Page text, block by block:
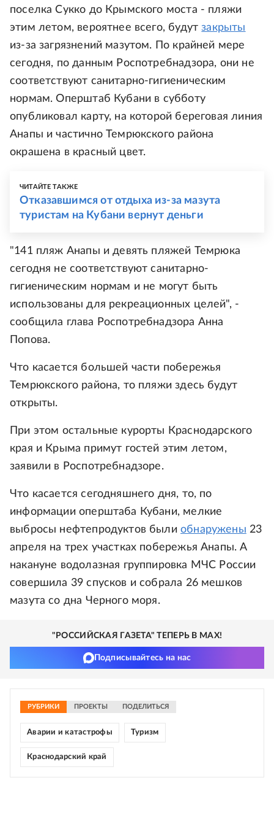
поселка Сукко до Крымского моста - пляжи
этим летом, вероятнее всего, будутзакрыты
из-за загрязнений мазутом. По крайней мере
сегодня, по данным Роспотребнадзора, они не
соответствуют санитарно-гигиеническим
нормам. Оперштаб Кубани в субботу
опубликовал карту, на которой береговая линия
Анапы и частично Темрюкского района
окрашена в красный цвет.
ЧИТАЙТЕ ТАКЖЕ
Отказавшимся от отдыха из-за мазута
туристам на Кубани вернут деньги
"141 пляж Анапы и девять пляжей Темрюка
сегодня не соответствуют санитарно-
гигиеническим нормам и не могут быть
использованы для рекреационных целей", -
сообщила глава Роспотребнадзора Анна
Попова.
Что касается большей части побережья
Темрюкского района, то пляжи здесь будут
открыты.
При этом остальные курорты Краснодарского
края и Крыма примут гостей этим летом,
заявили в Роспотребнадзоре.
Что касается сегодняшнего дня, то, по
информации оперштаба Кубани, мелкие
выбросы нефтепродуктов былиобнаружены 23
апреля на трех участках побережья Анапы. А
накануне водолазная группировка МЧС России
совершила 39 спусков и собрала 26 мешков
мазута со дна Черного моря.
"РОССИЙСКАЯ ГАЗЕТА" ТЕПЕРЬ В MAX!
Подписывайтесь на нас
РУБРИКИ ПРОЕКТЫ ПОДЕЛИТЬСЯ
Аварии и катастрофы Туризм
Краснодарский край